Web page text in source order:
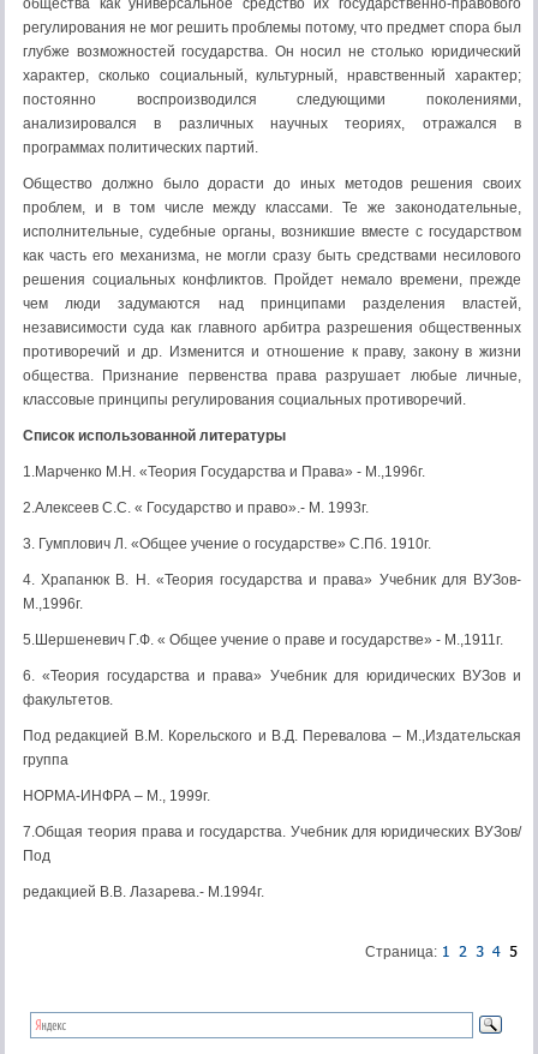
общества как универсальное средство их государственно-правового
регулирования не мог решить проблемы потому, что предмет спора был
глубже возможностей государства. Он носил не столько юридический
характер, сколько социальный, культурный, нравственный характер;
постоянно воспроизводился следующими поколениями,
анализировался в различных научных теориях, отражался в
программах политических партий.
Общество должно было дорасти до иных методов решения своих
проблем, и в том числе между классами. Те же законодательные,
исполнительные, судебные органы, возникшие вместе с государством
как часть его механизма, не могли сразу быть средствами несилового
решения социальных конфликтов. Пройдет немало времени, прежде
чем люди задумаются над принципами разделения властей,
независимости суда как главного арбитра разрешения общественных
противоречий и др. Изменится и отношение к праву, закону в жизни
общества. Признание первенства права разрушает любые личные,
классовые принципы регулирования социальных противоречий.
Список использованной литературы
1.Марченко М.Н. «Теория Государства и Права» - М.,1996г.
2.Алексеев С.С. « Государство и право».- М. 1993г.
3. Гумплович Л. «Общее учение о государстве» С.Пб. 1910г.
4. Храпанюк В. Н. «Теория государства и права» Учебник для ВУЗов-
М.,1996г.
5.Шершеневич Г.Ф. « Общее учение о праве и государстве» - М.,1911г.
6. «Теория государства и права» Учебник для юридических ВУЗов и
факультетов.
Под редакцией В.М. Корельского и В.Д. Перевалова – М.,Издательская
группа
НОРМА-ИНФРА – М., 1999г.
7.Общая теория права и государства. Учебник для юридических ВУЗов/
Под
редакцией В.В. Лазарева.- М.1994г.
Страница: